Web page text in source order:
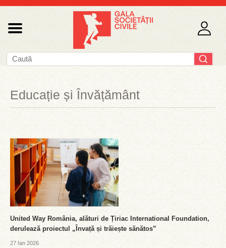
Educație și Învățământ
United Way România, alături de Țiriac International Foundation,
derulează proiectul „Învață și trăiește sănătos”
27 Ian 2026